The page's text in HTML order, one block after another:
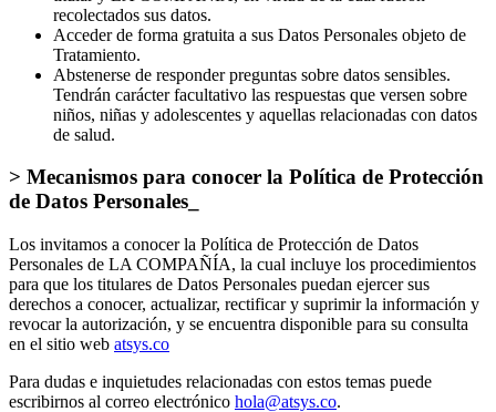
archivos, ni mientras se encuentre vigente la relación entre el
titular y LA COMPAÑIA, en virtud de la cual fueron
recolectados sus datos.
Acceder de forma gratuita a sus Datos Personales objeto de
Tratamiento.
Abstenerse de responder preguntas sobre datos sensibles.
Tendrán carácter facultativo las respuestas que versen sobre
de salud.
> Mecanismos para conocer la Política de Protección
de Datos Personales_
Los invitamos a conocer la Política de Protección de Datos
Personales de LA COMPAÑÍA, la cual incluye los procedimientos
para que los titulares de Datos Personales puedan ejercer sus
derechos a conocer, actualizar, rectificar y suprimir la información y
en el sitio webatsys.co